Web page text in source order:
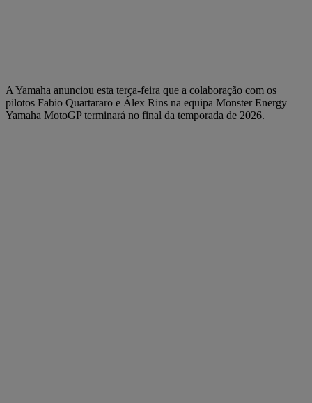
A Yamaha anunciou esta terça-feira que a colaboração com os
pilotos Fabio Quartararo e Álex Rins na equipa Monster Energy
Yamaha MotoGP terminará no final da temporada de 2026.